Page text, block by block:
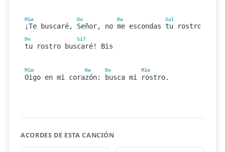
Mim Do Re Sol
¡Te buscaré, Señor, no me escondas tu rostro,
Do Si7
tu rostro buscaré! Bis
Mim Re Do Mim
Oigo en mi corazón: busca mi rostro.
ACORDES DE ESTA CANCIÓN